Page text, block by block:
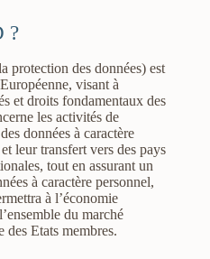
?
protection des données) est
visant à
et droits fondamentaux des
les activités de
données à caractère
leur transfert vers des pays
tout en assurant un
à caractère personnel,
à l’économie
du marché
des Etats membres.